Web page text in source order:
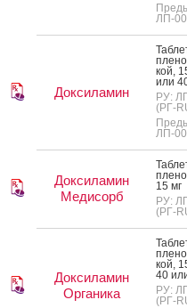
ЛП-
Доксиламин
кой,
или
РУ:
(РГ-
ЛП-
Доксиламин
Медисорб
15 мг
РУ:
(РГ-
Доксиламин
Органика
кой,
40
РУ:
(РГ-